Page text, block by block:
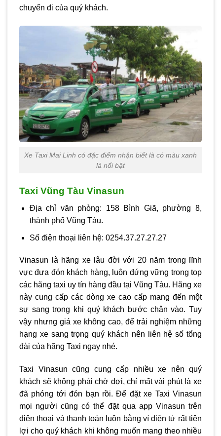
chuyến đi của quý khách.
Xe Taxi Mai Linh có đặc điểm nhận biết là có màu xanh
lá nổi bật
Taxi Vũng Tàu Vinasun
Địa chỉ văn phòng: 158 Bình Giã, phường 8,
thành phố Vũng Tàu.
Số điện thoại liên hệ: 0254.37.27.27.27
Vinasun là hãng xe lâu đời với 20 năm trong lĩnh
vực đưa đón khách hàng, luôn đứng vững trong top
các hãng taxi uy tín hàng đầu tại Vũng Tàu. Hãng xe
này cung cấp các dòng xe cao cấp mang đến một
sự sang trọng khi quý khách bước chân vào. Tuy
vậy nhưng giá xe không cao, để trải nghiệm những
hạng xe sang trọng quý khách nên liên hệ số tổng
đài của hãng Taxi ngay nhé.
Taxi Vinasun cũng cung cấp nhiều xe nên quý
khách sẽ không phải chờ đợi, chỉ mất vài phút là xe
đã phóng tới đón bạn rồi. Để đặt xe Taxi Vinasun
mọi người cũng có thể đặt qua app Vinasun trên
điện thoại và thanh toán luôn bằng ví điện tử rất tiện
lợi cho quý khách khi không muốn mang theo nhiều